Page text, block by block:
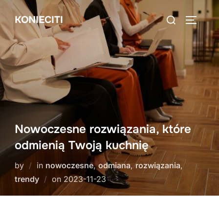
Skip
content
KONIECITI
Search
for:
Nowoczesne rozwiązania, które
odmienią Twoją kuchnię
by in nowoczesne,odmiana,rozwiązania,
trendy
on Posted
on
2023-11-23